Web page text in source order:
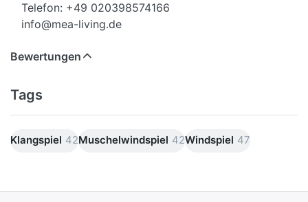
Telefon: +49 020398574166
info@mea-living.de
Bewertungen
Tags
Klangspiel 42Muschelwindspiel 42Windspiel 47